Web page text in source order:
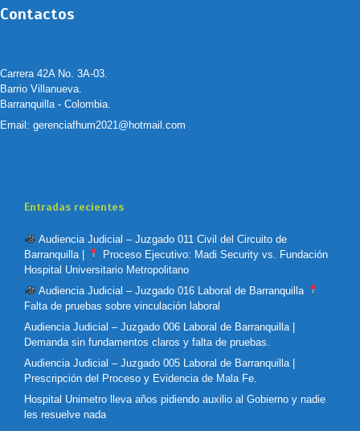
Contactos
Carrera 42A No. 3A-03.
Barrio Villanueva.
Barranquilla - Colombia.
Email: gerenciafhum2021@hotmail.com
Entradas recientes
Audiencia Judicial – Juzgado 011 Civil del Circuito de
Barranquilla |
Proceso Ejecutivo: Madi Security vs. Fundación
Hospital Universitario Metropolitano
Audiencia Judicial – Juzgado 016 Laboral de Barranquilla
Falta de pruebas sobre vinculación laboral
Audiencia Judicial – Juzgado 006 Laboral de Barranquilla |
Demanda sin fundamentos claros y falta de pruebas.
Audiencia Judicial – Juzgado 005 Laboral de Barranquilla |
Prescripción del Proceso y Evidencia de Mala Fe.
Hospital Unimetro lleva años pidiendo auxilio al Gobierno y nadie
les resuelve nada